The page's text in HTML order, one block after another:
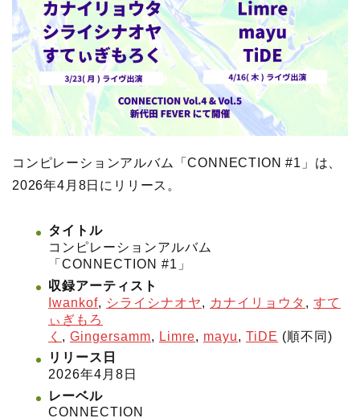
コンピレーションアルバム「CONNECTION #1」は、
2026年4月8日にリリース。
タイトル
コンピレーションアルバム
「CONNECTION #1」
収録アーティスト
Iwankof, シライシナオヤ, カナイリョウタ , すて
ぃぎもろ
く , Gingersamm, Limre, mayu, TiDE (順不同)
リリース日
2026年4月8日
レーベル
CONNECTION